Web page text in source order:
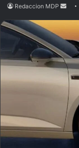
Redaccion MDP